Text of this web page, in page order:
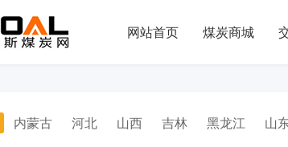
网站首页 煤炭商城
内蒙古 河北 山西 吉林 黑龙江 山